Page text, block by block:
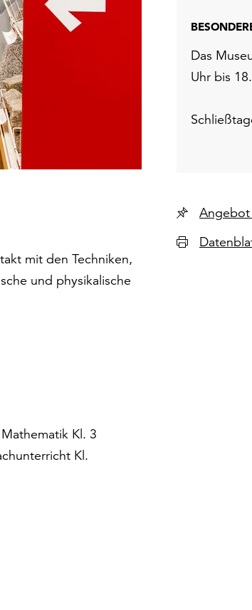
mit den Techniken,
und physikalische
Kl. 3
Kl.
Das
Uhr bis